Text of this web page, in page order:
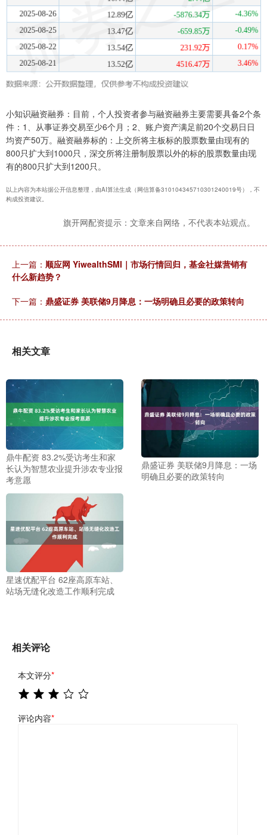
小知识融资融券：目前，个人投资者参与融资融券主要需要具备2个条
件：1、从事证券交易至少6个月；2、账户资产满足前20个交易日日
均资产50万。融资融券标的：上交所将主板标的股票数量由现有的
800只扩大到1000只，深交所将注册制股票以外的标的股票数量由现
有的800只扩大到1200只。
以上内容为本站据公开信息整理，由AI算法生成（网信算备310104345710301240019号），不
构成投资建议。
旗开网配资提示：文章来自网络，不代表本站观点。
上一篇： 顺应网 YiwealthSMI｜市场行情回归，基金社媒营销有
什么新趋势？
下一篇： 鼎盛证券 美联储9月降息：一场明确且必要的政策转向
相关文章
鼎牛配资 83.2%受访考生和家
长认为智慧农业提升涉农专业报
考意愿
鼎盛证券 美联储9月降息：一场
明确且必要的政策转向
星速优配平台 62座高原车站、
站场无缝化改造工作顺利完成
相关评论
本文评分*
评论内容*